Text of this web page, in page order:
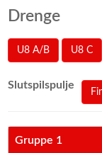
Drenge
U8 A/B U8 C
Slutspilspulje
Gruppe 1